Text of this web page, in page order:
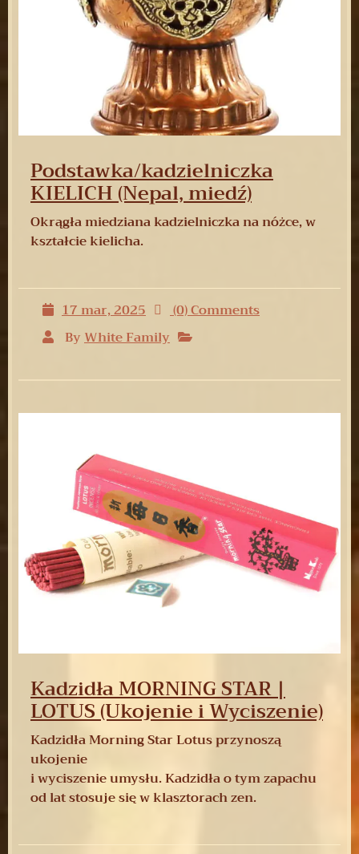
Podstawka/kadzielniczka
KIELICH (Nepal, miedź)
Okrągła miedziana kadzielniczka na nóżce, w
kształcie kielicha.
17 mar, 2025
(0) Comments
ByWhite Family
Kadzidła MORNING STAR |
LOTUS (Ukojenie i Wyciszenie)
Kadzidła Morning Star Lotus przynoszą
ukojenie
i wyciszenie umysłu. Kadzidła o tym zapachu
od lat stosuje się w klasztorach zen.